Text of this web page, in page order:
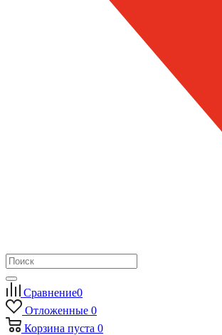
Сравнение0
Отложенные 0
Корзина пуста 0